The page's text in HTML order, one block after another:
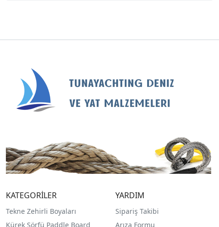
KATEGORİLER
Tekne Zehirli Boyaları
Kürek Sörfü Paddle Board
YARDIM
Sipariş Takibi
Arıza Formu